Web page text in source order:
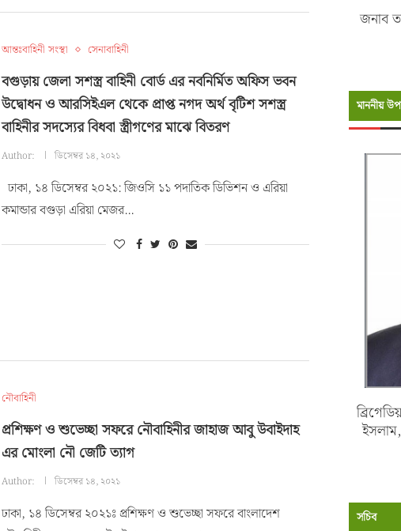
আন্তঃবাহিনী সংস্থা সেনাবাহিনী
বগুড়ায় জেলা সশস্ত্র বাহিনী বোর্ড এর নবনির্মিত অফিস ভবন
উদ্বোধন ও আরসিইএল থেকে প্রাপ্ত নগদ অর্থ বৃটিশ সশস্ত্র
বাহিনীর সদস্যের বিধবা স্ত্রীগণের মাঝে বিতরণ
Author: ডিসেম্বর ১৪, ২০২১
ঢাকা, ১৪ ডিসেম্বর ২০২১: জিওসি ১১ পদাতিক ডিভিশন ও এরিয়া
কমান্ডার বগুড়া এরিয়া মেজর…
নৌবাহিনী
প্রশিক্ষণ ও শুভেচ্ছা সফরে নৌবাহিনীর জাহাজ আবু উবাইদাহ
এর মোংলা নৌ জেটি ত্যাগ
Author: ডিসেম্বর ১৪, ২০২১
ঢাকা, ১৪ ডিসেম্বর ২০২১ঃ প্রশিক্ষণ ও শুভেচ্ছা সফরে বাংলাদেশ
জনাব
মাননীয়
ইসলাম,
সচিব